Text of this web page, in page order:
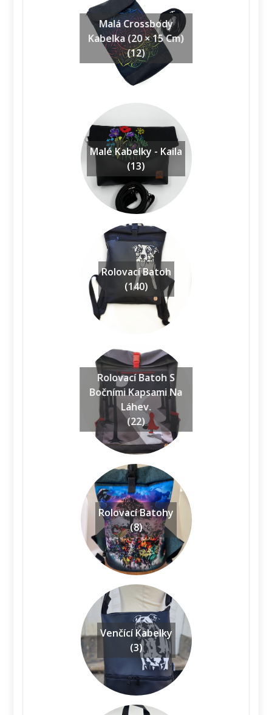
Malá Crossbody
Kabelka (20 × 15 Cm)
(12)
Malé Kabelky - Kaila
(13)
Rolovací Batoh
(140)
Rolovací Batoh S
Bočními Kapsami Na
Láhev.
(22)
Rolovací Batohy
(8)
Venčící Kabelky
(3)